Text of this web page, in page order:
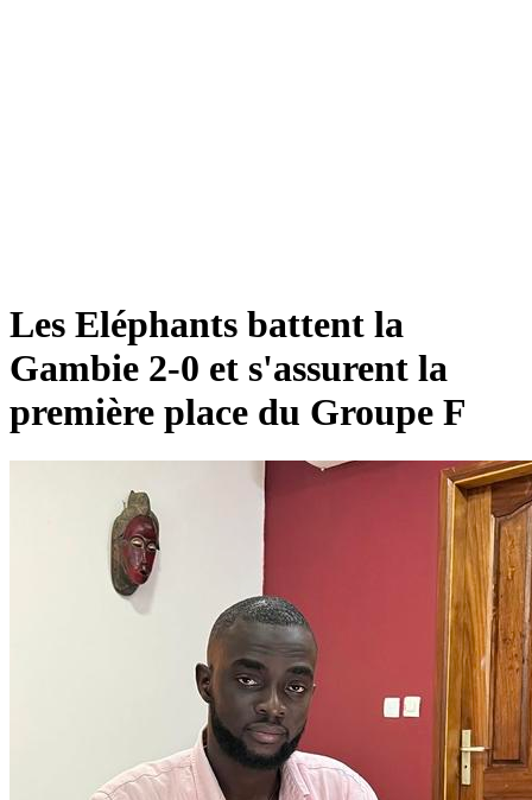
Les Eléphants battent la
Gambie 2-0 et s'assurent la
première place du Groupe F